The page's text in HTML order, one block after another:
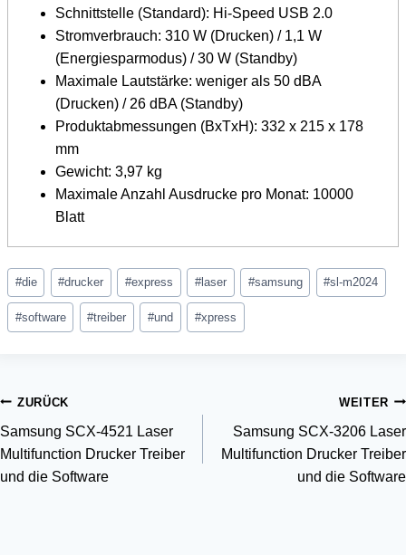
Schnittstelle (Standard): Hi-Speed ​​USB 2.0
Stromverbrauch: 310 W (Drucken) / 1,1 W
(Energiesparmodus) / 30 W (Standby)
Maximale Lautstärke: weniger als 50 dBA
(Drucken) / 26 dBA (Standby)
Produktabmessungen (BxTxH): 332 x 215 x 178
mm
Gewicht: 3,97 kg
Maximale Anzahl Ausdrucke pro Monat: 10000
Blatt
Schlagworte:
#die #drucker #express #laser #samsung #sl-m2024
#software #treiber #und #xpress
Beitragsnavigation
ZURÜCK
Samsung SCX-4521 Laser
Multifunction Drucker Treiber
und die Software
WEITER
Samsung SCX-3206 Laser
Multifunction Drucker Treiber
und die Software